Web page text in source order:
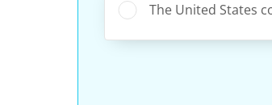
The United States